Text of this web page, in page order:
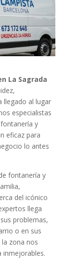
La Sagrada
llegado al lugar
especialistas
y
eficaz para
lo antes
fontanería y
del icónico
llega
problemas,
o en sus
zona nos
inmejorables.